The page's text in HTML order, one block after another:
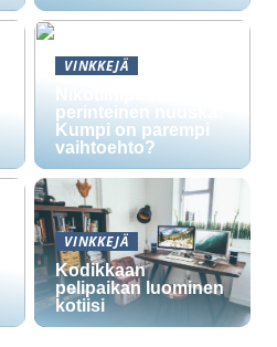
VINKKEJÄ
perinteinen nuuska:
Kumpi on parempi
vaihtoehto?
VINKKEJÄ
Kodikkaan
pelipaikan luominen
kotiisi